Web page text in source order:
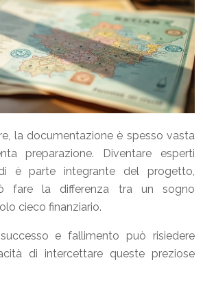
la documentazione è spesso vasta
preparazione. Diventare esperti
è parte integrante del progetto,
fare la differenza tra un sogno
cieco finanziario.
e fallimento può risiedere
di intercettare queste preziose